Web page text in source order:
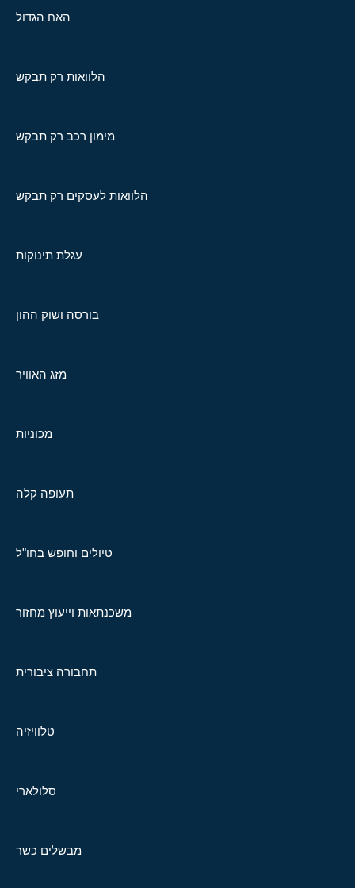
האח הגדול
הלוואות רק תבקש
מימון רכב רק תבקש
הלוואות לעסקים רק תבקש
עגלת תינוקות
בורסה ושוק ההון
מזג האוויר
מכוניות
תעופה קלה
טיולים וחופש בחו"ל
משכנתאות וייעוץ מחזור
תחבורה ציבורית
טלוויזיה
סלולארי
מבשלים כשר